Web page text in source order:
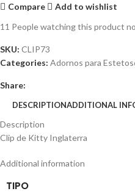
Compare
Add to wishlist
11 People watching this product
SKU: CLIP73
Categories: Adornos para
Share:
DESCRIPTIONADDITIONAL
Description
Clip de Kitty Inglaterra
Additional information
TIPO